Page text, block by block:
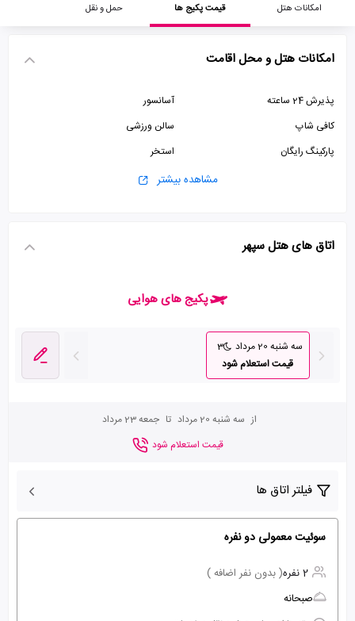
امکانات هتل قیمت پکیج ها حمل و نقل
امکانات هتل و محل اقامت
پذیرش 24 ساعته
آسانسور
کافی شاپ
سالن ورزشی
پارکینگ رایگان
استخر
سالن بدنسازیمشاهده بیشتر
اتاق های هتل سپهر
پکیج های هوایی
سه شنبه 20 مرداد
3
قیمت استعلام شود
از سه شنبه 20 مرداد تا جمعه 23 مرداد
قیمت استعلام شود
فیلتر اتاق ها
سوئیت معمولی دو نفره
2 نفره
( بدون نفر اضافه )
صبحانه